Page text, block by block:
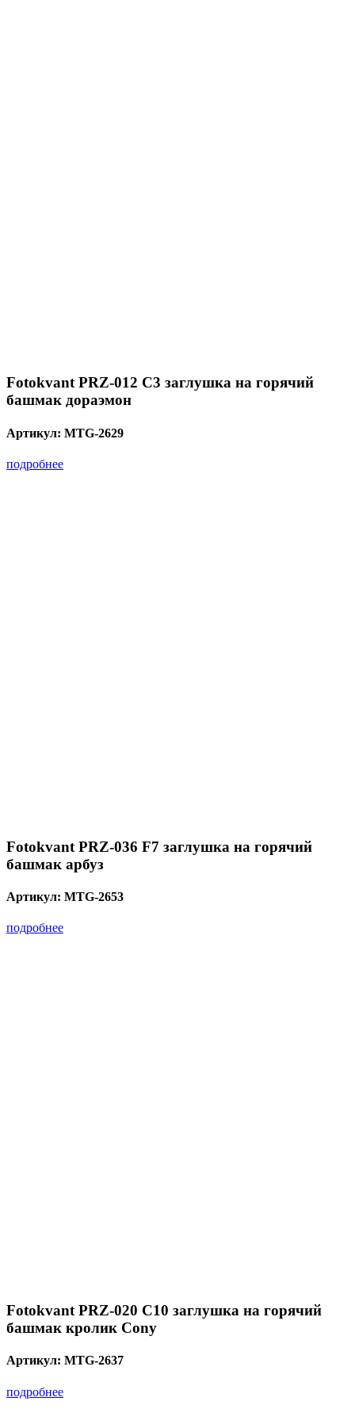
Fotokvant PRZ-012 C3 заглушка на горячий
башмак дораэмон
Артикул: MTG-2629
подробнее
Fotokvant PRZ-036 F7 заглушка на горячий
башмак арбуз
Артикул: MTG-2653
подробнее
Fotokvant PRZ-020 C10 заглушка на горячий
башмак кролик Cony
Артикул: MTG-2637
подробнее